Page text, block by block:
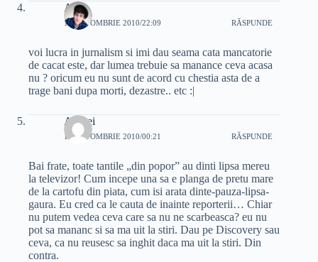
Adi
14 OCTOMBRIE 2010/22:09 RĂSPUNDE
voi lucra in jurnalism si imi dau seama cata mancatorie
de cacat este, dar lumea trebuie sa manance ceva acasa
nu ? oricum eu nu sunt de acord cu chestia asta de a
trage bani dupa morti, dezastre.. etc :|
Andrei
16 OCTOMBRIE 2010/00:21 RĂSPUNDE
Bai frate, toate tantile „din popor” au dinti lipsa mereu
la televizor! Cum incepe una sa e planga de pretu mare
de la cartofu din piata, cum isi arata dinte-pauza-lipsa-
gaura. Eu cred ca le cauta de inainte reporterii… Chiar
nu putem vedea ceva care sa nu ne scarbeasca? eu nu
pot sa mananc si sa ma uit la stiri. Dau pe Discovery sau
ceva, ca nu reusesc sa inghit daca ma uit la stiri. Din
contra.